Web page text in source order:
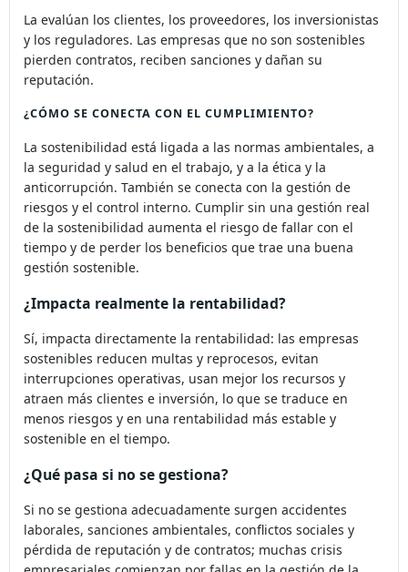
La evalúan los clientes, los proveedores, los inversionistas
y los reguladores. Las empresas que no son sostenibles
pierden contratos, reciben sanciones y dañan su
reputación.
¿CÓMO SE CONECTA CON EL CUMPLIMIENTO?
La sostenibilidad está ligada a las normas ambientales, a
la seguridad y salud en el trabajo, y a la ética y la
anticorrupción. También se conecta con la gestión de
riesgos y el control interno. Cumplir sin una gestión real
de la sostenibilidad aumenta el riesgo de fallar con el
tiempo y de perder los beneficios que trae una buena
gestión sostenible.
¿Impacta realmente la rentabilidad?
Sí, impacta directamente la rentabilidad: las empresas
sostenibles reducen multas y reprocesos, evitan
interrupciones operativas, usan mejor los recursos y
atraen más clientes e inversión, lo que se traduce en
menos riesgos y en una rentabilidad más estable y
sostenible en el tiempo.
¿Qué pasa si no se gestiona?
Si no se gestiona adecuadamente surgen accidentes
laborales, sanciones ambientales, conflictos sociales y
pérdida de reputación y de contratos; muchas crisis